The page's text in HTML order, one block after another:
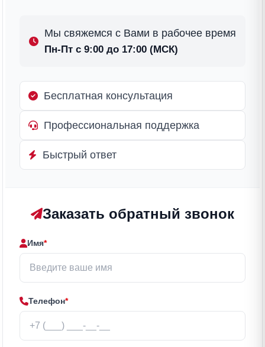
Мы свяжемся с Вами в рабочее время
Пн-Пт с 9:00 до 17:00 (МСК)
Бесплатная консультация
Профессиональная поддержка
Быстрый ответ
Заказать обратный звонок
Имя*
Телефон*